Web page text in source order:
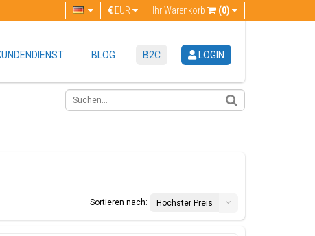
Ihr Warenkorb (0)
€ EUR
BLOG B2C LOGIN
Sortieren nach:
Höchster Preis